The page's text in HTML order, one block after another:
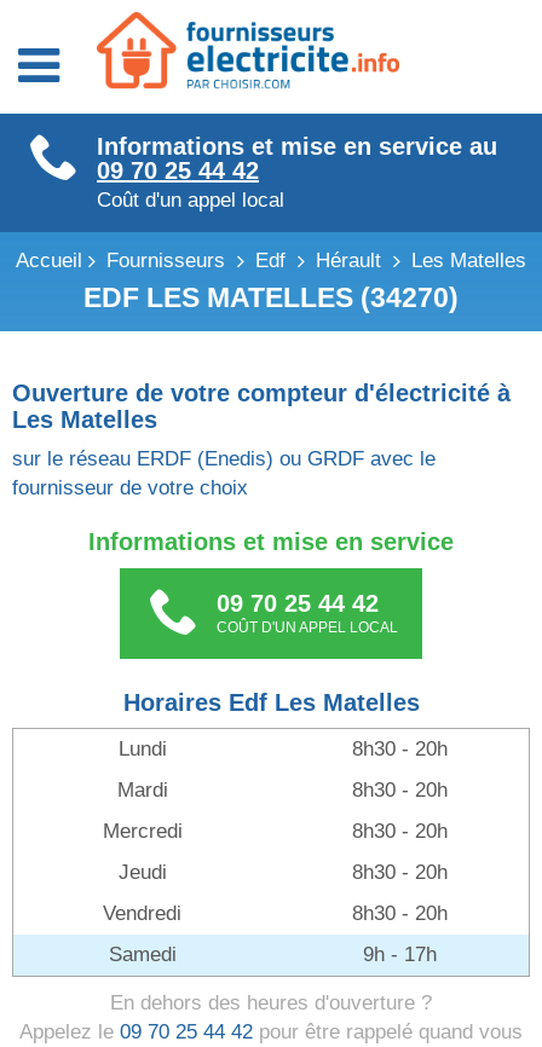
Fournisseurs énergie
Fournisseurs électricité
Fournisseurs gaz
Informations et mise en service au
09 70 25 44 42
Coût d'un appel local
Accueil Fournisseurs Edf Hérault Les Matelles
EDF LES MATELLES (34270)
Ouverture de votre compteur d'électricité à
Les Matelles
sur le réseau ERDF (Enedis) ou GRDF avec le
fournisseur de votre choix
Informations et mise en service
09 70 25 44 42
COÛT D'UN APPEL LOCAL
Horaires Edf Les Matelles
Lundi
8h30 - 20h
Mardi
8h30 - 20h
Mercredi
8h30 - 20h
Jeudi
8h30 - 20h
Vendredi
8h30 - 20h
Samedi
9h - 17h
En dehors des heures d'ouverture ?
Appelez le 09 70 25 44 42 pour être rappelé quand vous